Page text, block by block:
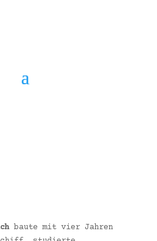
baute mit vier Jahren